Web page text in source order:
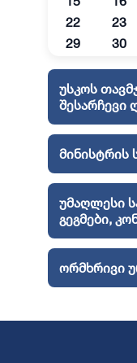
22
23
29
30
უსკოს
შესარჩევი
მინისტრის
უმაღლესი
გეგმები,
ორმხრივი